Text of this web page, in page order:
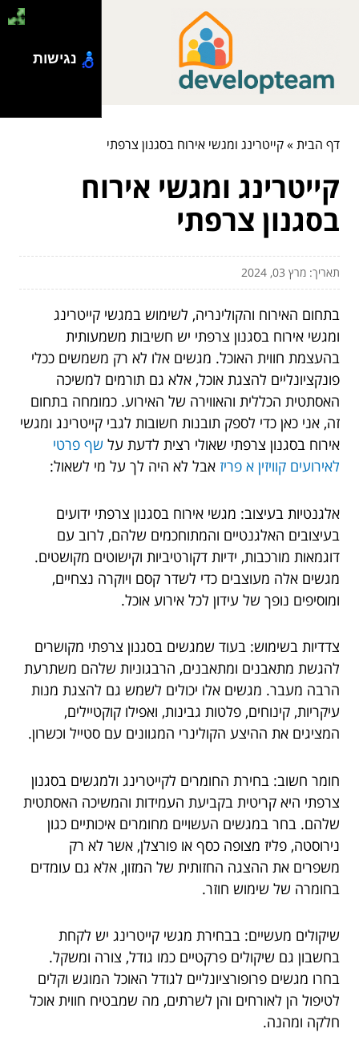
דף הבית»קייטרינג ומגשי אירוח בסגנון צרפתי
קייטרינג ומגשי אירוח
בסגנון צרפתי
תאריך: מרץ 03, 2024
בתחום האירוח והקולינריה, לשימוש במגשי קייטרינג
ומגשי אירוח בסגנון צרפתי יש חשיבות משמעותית
בהעצמת חווית האוכל. מגשים אלו לא רק משמשים ככלי
פונקציונליים להצגת אוכל, אלא גם תורמים למשיכה
האסתטית הכללית והאווירה של האירוע. כמומחה בתחום
זה, אני כאן כדי לספק תובנות חשובות לגבי קייטרינג ומגשי
אירוח בסגנון צרפתי שאולי רצית לדעת על שף פרטי
לאירועים קוויזין א פריז אבל לא היה לך על מי לשאול:
אלגנטיות בעיצוב: מגשי אירוח בסגנון צרפתי ידועים
בעיצובים האלגנטיים והמתוחכמים שלהם, לרוב עם
דוגמאות מורכבות, ידיות דקורטיביות וקישוטים מקושטים.
מגשים אלה מעוצבים כדי לשדר קסם ויוקרה נצחיים,
ומוסיפים נופך של עידון לכל אירוע אוכל.
צדדיות בשימוש: בעוד שמגשים בסגנון צרפתי מקושרים
להגשת מתאבנים ומתאבנים, הרבגוניות שלהם משתרעת
הרבה מעבר. מגשים אלו יכולים לשמש גם להצגת מנות
עיקריות, קינוחים, פלטות גבינות, ואפילו קוקטיילים,
המציגים את ההיצע הקולינרי המגוונים עם סטייל וכשרון.
חומר חשוב: בחירת החומרים לקייטרינג ולמגשים בסגנון
צרפתי היא קריטית בקביעת העמידות והמשיכה האסתטית
שלהם. בחר במגשים העשויים מחומרים איכותיים כגון
נירוסטה, פליז מצופה כסף או פורצלן, אשר לא רק
משפרים את ההצגה החזותית של המזון, אלא גם עומדים
בחומרה של שימוש חוזר.
שיקולים מעשיים: בבחירת מגשי קייטרינג יש לקחת
בחשבון גם שיקולים פרקטיים כמו גודל, צורה ומשקל.
בחרו מגשים פרופורציונליים לגודל האוכל המוגש וקלים
לטיפול הן לאורחים והן לשרתים, מה שמבטיח חווית אוכל
חלקה ומהנה.
נגישות